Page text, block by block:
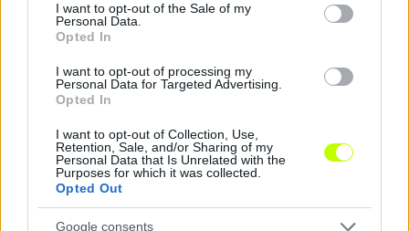
I want to opt-out of the Sale of my
Personal Data.
Opted In
I want to opt-out of processing my
Personal Data for Targeted Advertising.
Opted In
I want to opt-out of Collection, Use,
Retention, Sale, and/or Sharing of my
Personal Data that Is Unrelated with the
Purposes for which it was collected.
Opted Out
Google consents
KAPCSOLÓDÓ HÍREK